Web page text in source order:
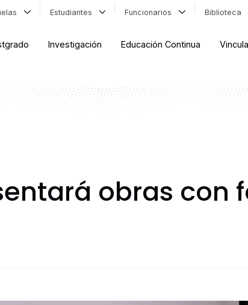
Estudiantes Funcionarios Biblioteca
Investigación Educación Continua
obras con